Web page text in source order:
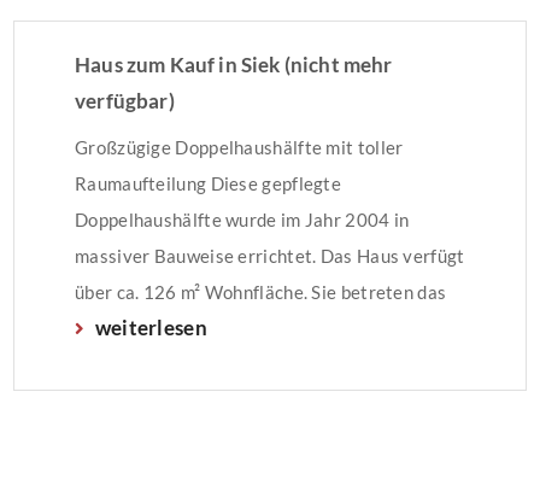
Haus zum Kauf in Siek (nicht mehr
verfügbar)
Großzügige Doppelhaushälfte mit toller
Raumaufteilung Diese gepflegte
Doppelhaushälfte wurde im Jahr 2004 in
massiver Bauweise errichtet. Das Haus verfügt
über ca. 126 m² Wohnfläche. Sie betreten das
Haus zunächst über den großzügigen
weiterlesen